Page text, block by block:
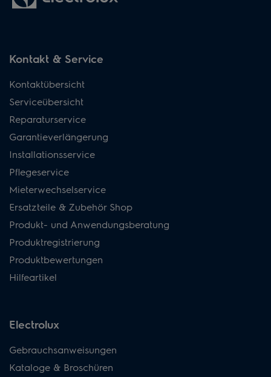
Kontakt & Service
Kontaktübersicht
Serviceübersicht
Reparaturservice
Garantieverlängerung
Installationsservice
Pflegeservice
Mieterwechselservice
Ersatzteile & Zubehör Shop
Produkt- und Anwendungsberatung
Produktregistrierung
Produktbewertungen
Hilfeartikel
Electrolux
Gebrauchsanweisungen
Kataloge & Broschüren